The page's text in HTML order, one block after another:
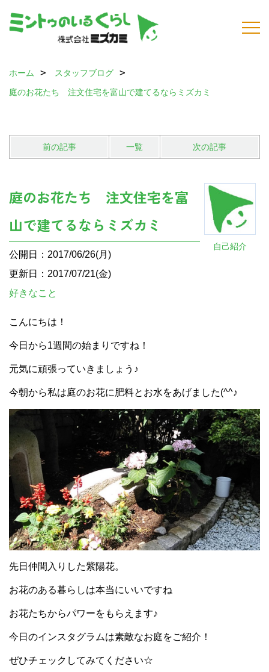
ホーム
スタッフブログ
庭のお花たち 注文住宅を富山で建てるならミズカミ
前の記事 一覧 次の記事
自己紹介
庭のお花たち 注文住宅を富
山で建てるならミズカミ
公開日：2017/06/26(月)
更新日：2017/07/21(金)
好きなこと
こんにちは！
今日から1週間の始まりですね！
元気に頑張っていきましょう♪
今朝から私は庭のお花に肥料とお水をあげました(^^♪
先日仲間入りした紫陽花。
お花のある暮らしは本当にいいですね
お花たちからパワーをもらえます♪
今日のインスタグラムは素敵なお庭をご紹介！
ぜひチェックしてみてください☆